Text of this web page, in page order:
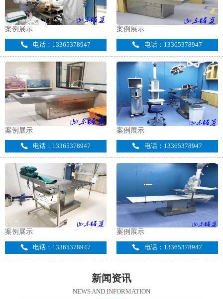
案例展示
电话：13365378947
案例展示
电话：13365378947
案例展示
电话：13365378947
案例展示
电话：13365378947
案例展示
电话：13365378947
案例展示
电话：13365378947
新闻资讯
NEWS AND INFORMATION